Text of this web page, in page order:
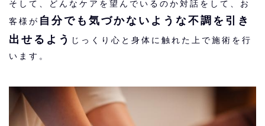
そして、どんなケアを望んでいるのか対話をして、お
客様が 自分でも気づかないような不調を引き
出せるよう
じっくり心と身体に触れた上で施術を行
います。